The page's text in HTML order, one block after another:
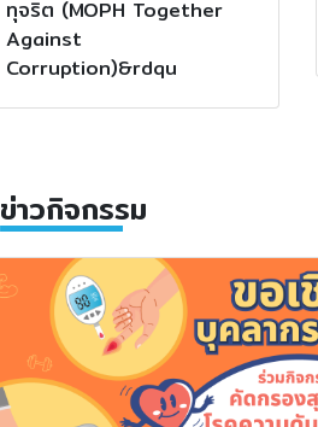
ทุจริต (MOPH Together
Against
Corruption)&rdqu
ข่าวกิจกรรม